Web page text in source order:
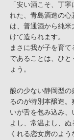
「安い酒こそ、丁
れた、青島酒造の
は、普通酒から純
けて造られます。
まさに我が子を育
であることは、ひ
ょう。
酸の少ない静岡型
るのが特別本醸造
いが舌を包み込み
よし、常温よし、
くれる恋女房のよ